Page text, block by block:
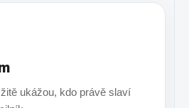
ukážou, kdo právě slaví